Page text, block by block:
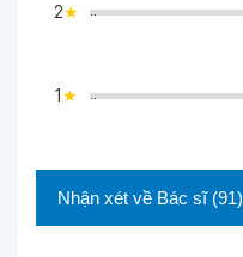
2 ">
1 ">
Nhận xét về Bác sĩ (91)